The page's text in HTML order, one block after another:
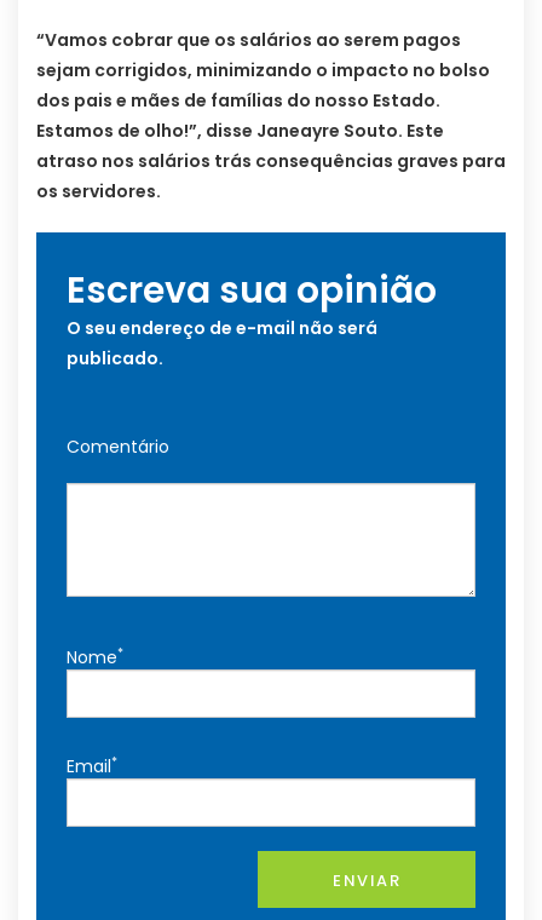
“Vamos cobrar que os salários ao serem pagos
sejam corrigidos, minimizando o impacto no bolso
dos pais e mães de famílias do nosso Estado.
Estamos de olho!”, disse Janeayre Souto. Este
atraso nos salários trás consequências graves para
os servidores.
Escreva sua opinião
O seu endereço de e-mail não será
publicado.
Comentário
Nome*
Email*
ENVIAR